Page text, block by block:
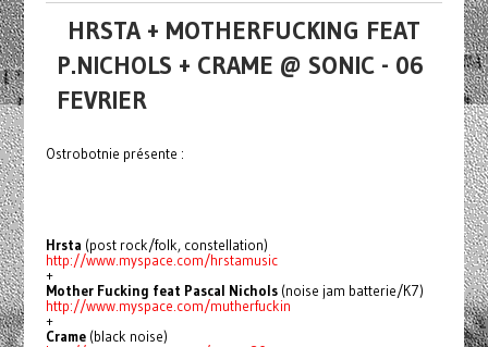
HRSTA + MOTHERFUCKING FEAT
P.NICHOLS + CRAME @ SONIC - 06
FEVRIER
Ostrobotnie présente :
Hrsta (post rock/folk, constellation)
http://www.myspace.com/hrstamusic
+
Mother Fucking feat Pascal Nichols(noise jam batterie/K7)
http://www.myspace.com/mutherfuckin
+
Crame(black noise)